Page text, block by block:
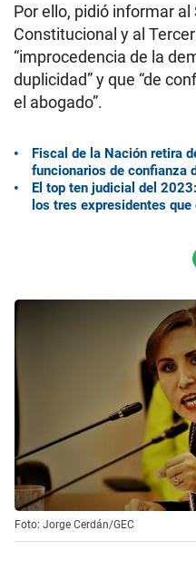
Por ello, pidió informar
Constitucional y al
“improcedencia de la
duplicidad” y que “de
el abogado”.
Fiscal de la Nación retira
funcionarios de confianza
El top ten judicial del
los tres expresidentes
Foto: Jorge Cerdán/GEC